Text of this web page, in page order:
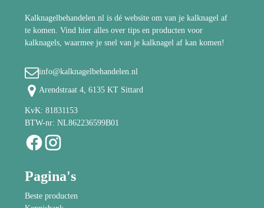
Kalknagelbehandelen.nl is dé website om van je kalknagel af
te komen. Vind hier alles over tips en producten voor
kalknagels, waarmee je snel van je kalknagel af kan komen!
info@kalknagelbehandelen.nl
Arendstraat 4, 6135 KT Sittard
KvK: 81831153
BTW-nr: NL862236599B01
Pagina's
Beste producten